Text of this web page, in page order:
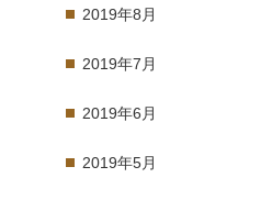
2019年8月
2019年7月
2019年6月
2019年5月